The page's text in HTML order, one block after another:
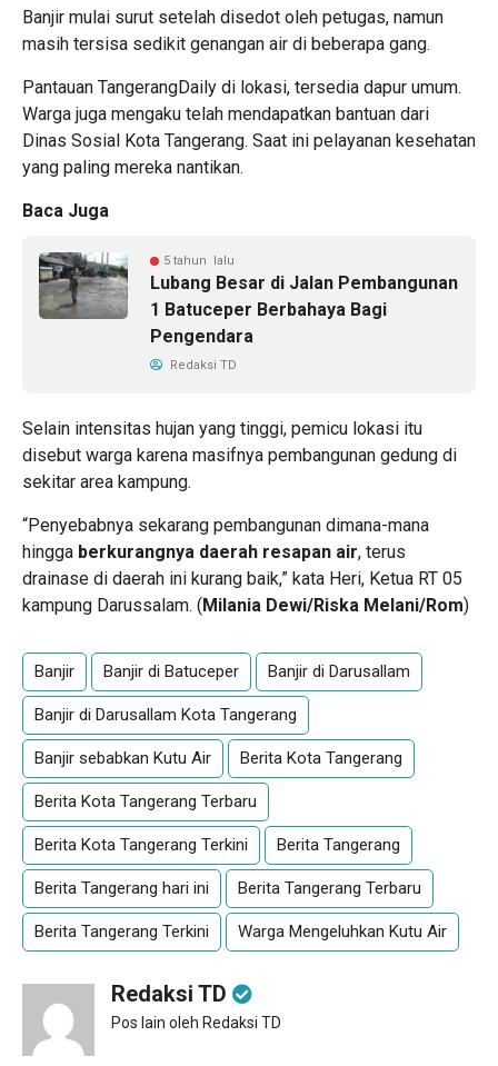
Banjir mulai surut setelah disedot oleh petugas, namun
masih tersisa sedikit genangan air di beberapa gang.
Pantauan TangerangDaily di lokasi, tersedia dapur umum.
Warga juga mengaku telah mendapatkan bantuan dari
Dinas Sosial Kota Tangerang. Saat ini pelayanan kesehatan
yang paling mereka nantikan.
Baca Juga
5 tahun lalu
Lubang Besar di Jalan Pembangunan
1 Batuceper Berbahaya Bagi
Pengendara
Redaksi TD
Selain intensitas hujan yang tinggi, pemicu lokasi itu
disebut warga karena masifnya pembangunan gedung di
sekitar area kampung.
“Penyebabnya sekarang pembangunan dimana-mana
hingga berkurangnya daerah resapan air, terus
drainase di daerah ini kurang baik,” kata Heri, Ketua RT 05
kampung Darussalam. (Milania Dewi/Riska Melani/Rom)
Banjir Banjir di Batuceper Banjir di Darusallam
Banjir di Darusallam Kota Tangerang
Banjir sebabkan Kutu Air Berita Kota Tangerang
Berita Kota Tangerang Terbaru
Berita Kota Tangerang Terkini Berita Tangerang
Berita Tangerang hari ini Berita Tangerang Terbaru
Berita Tangerang Terkini Warga Mengeluhkan Kutu Air
Redaksi TD
Pos lain oleh Redaksi TD